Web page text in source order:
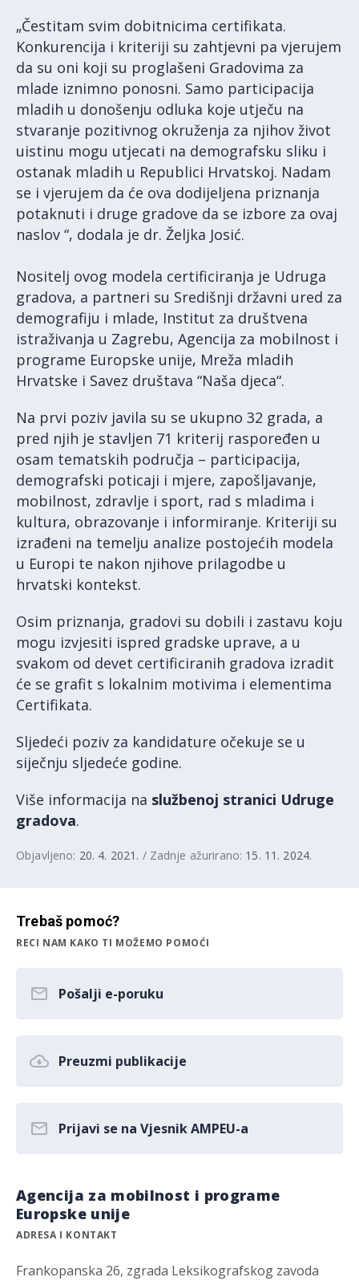
„Čestitam svim dobitnicima certifikata.
Konkurencija i kriteriji su zahtjevni pa vjerujem
da su oni koji su proglašeni Gradovima za
mlade iznimno ponosni. Samo participacija
mladih u donošenju odluka koje utječu na
stvaranje pozitivnog okruženja za njihov život
uistinu mogu utjecati na demografsku sliku i
ostanak mladih u Republici Hrvatskoj. Nadam
se i vjerujem da će ova dodijeljena priznanja
potaknuti i druge gradove da se izbore za ovaj
naslov “, dodala je dr. Željka Josić.
Nositelj ovog modela certificiranja je Udruga
gradova, a partneri su Središnji državni ured za
demografiju i mlade, Institut za društvena
istraživanja u Zagrebu, Agencija za mobilnost i
programe Europske unije, Mreža mladih
Hrvatske i Savez društava “Naša djeca“.
Na prvi poziv javila su se ukupno 32 grada, a
pred njih je stavljen 71 kriterij raspoređen u
osam tematskih područja – participacija,
demografski poticaji i mjere, zapošljavanje,
mobilnost, zdravlje i sport, rad s mladima i
kultura, obrazovanje i informiranje. Kriteriji su
izrađeni na temelju analize postojećih modela
u Europi te nakon njihove prilagodbe u
hrvatski kontekst.
Osim priznanja, gradovi su dobili i zastavu koju
mogu izvjesiti ispred gradske uprave, a u
svakom od devet certificiranih gradova izradit
će se grafit s lokalnim motivima i elementima
Certifikata.
Sljedeći poziv za kandidature očekuje se u
siječnju sljedeće godine.
Više informacija na službenoj stranici Udruge
gradova.
Objavljeno: 20. 4. 2021. / Zadnje ažurirano: 15. 11. 2024.
Trebaš pomoć?
RECI NAM KAKO TI MOŽEMO POMOĆI
Pošalji e-poruku
Preuzmi publikacije
Prijavi se na Vjesnik AMPEU-a
Agencija za mobilnost i programe
Europske unije
ADRESA I KONTAKT
Frankopanska 26, zgrada Leksikografskog zavoda